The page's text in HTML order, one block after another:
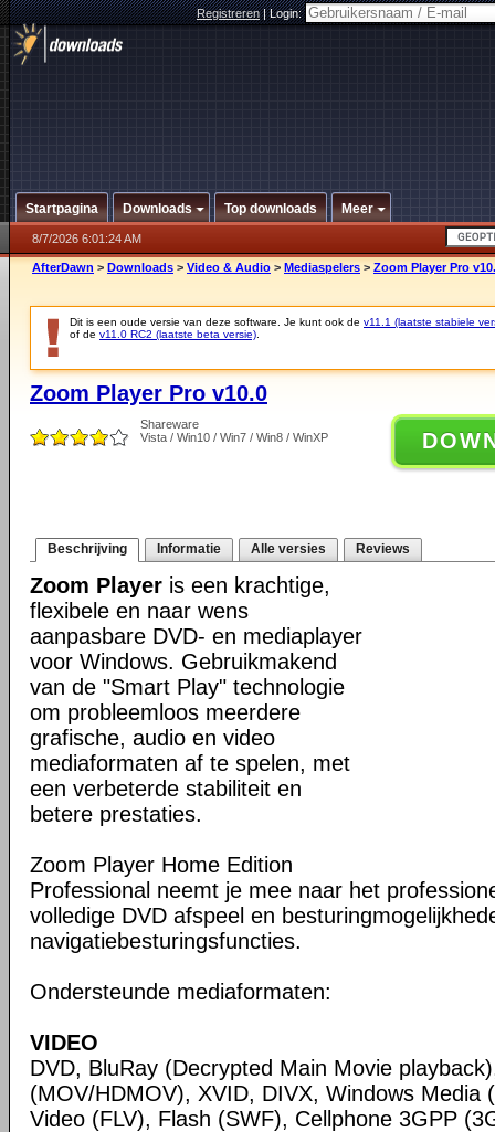
Registreren|Login:
Startpagina Downloads Top downloads Meer
8/7/2026 6:01:24 AM
AfterDawn > Downloads > Video & Audio > Mediaspelers > Zoom Player Pro
Dit is een oude versie van deze software. Je kunt ook de v11.1 (laatste stabiele
of de v11.0 RC2 (laatste beta versie)
Zoom Player Pro v10.0
Shareware
Vista / Win10 / Win7 / Win8 / WinXP
Beschrijving Informatie Alle versies Reviews
Zoom Player is een krachtige,
flexibele en naar wens
aanpasbare DVD- en mediaplayer
voor Windows. Gebruikmakend
van de "Smart Play" technologie
om probleemloos meerdere
grafische, audio en video
mediaformaten af te spelen, met
een verbeterde stabiliteit en
betere prestaties.
Zoom Player Home Edition
Professional neemt je mee naar het
volledige DVD afspeel en
navigatiebesturingsfuncties.
Ondersteunde mediaformaten:
VIDEO
DVD, BluRay (Decrypted Main Movie
(MOV/HDMOV), XVID, DIVX, Windows Media
Video (FLV), Flash (SWF), Cellphone 3GPP